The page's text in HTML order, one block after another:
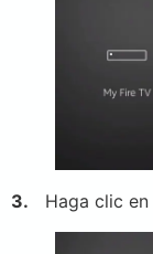
3. Haga clic en